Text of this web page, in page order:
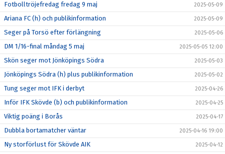
Fotbolltröjefredag fredag 9 maj 2025-05-09
Ariana FC (h) och publikinformation 2025-05-09
Seger på Torsö efter förlängning 2025-05-06
DM 1/16-final måndag 5 maj 2025-05-05 12:00
Skön seger mot Jönköpings Södra 2025-05-03
Jönköpings Södra (h) plus publikinformation 2025-05-02
Tung seger mot IFK i derbyt 2025-04-26
Inför IFK Skövde (b) och publikinformation 2025-04-25
Viktig poäng i Borås 2025-04-17
Dubbla bortamatcher väntar 2025-04-16 19:00
Ny storförlust för Skövde AIK 2025-04-12